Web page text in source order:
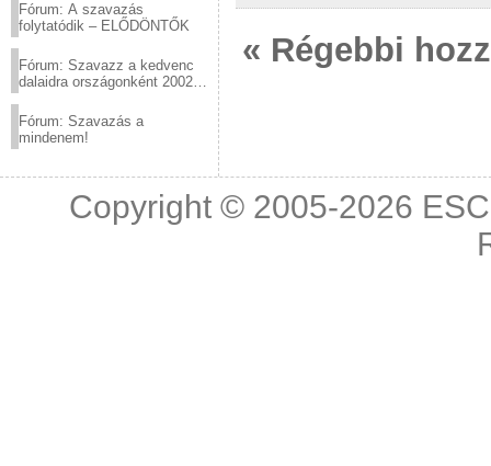
Fórum: A szavazás
folytatódik – ELŐDÖNTŐK
Fórum: Szavazz a kedvenc
dalaidra országonként 2002
Fórum: Szavazás a
mindenem!
« Régebbi
Copyright © 2005-2026